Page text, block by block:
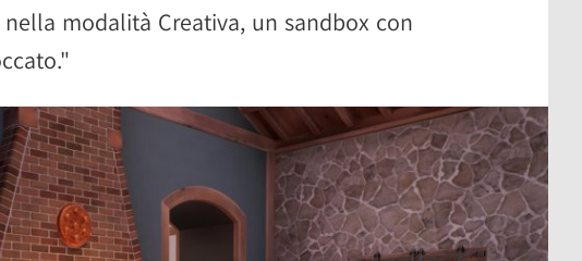
modalità Creativa, un sandbox con